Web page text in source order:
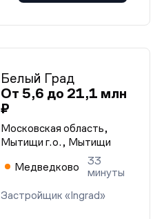
Белый Град
От 5,6 до 21,1 млн
₽
Московская область,
Мытищи г.о., Мытищи
Медведково
33
минуты
Застройщик «Ingrad»